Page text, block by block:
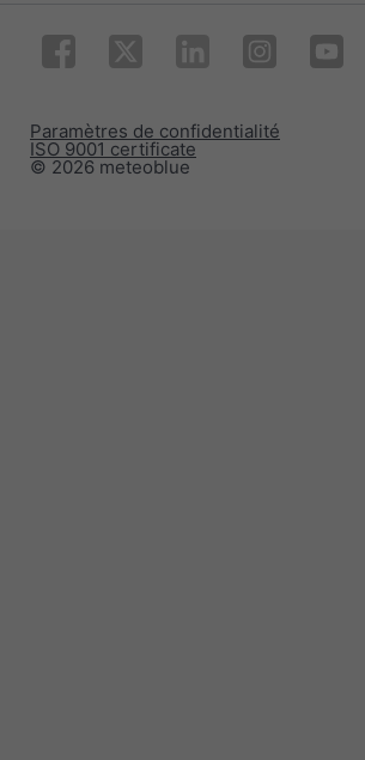
© 2026 meteoblue
ISO 9001 certificate
Paramètres de confidentialité